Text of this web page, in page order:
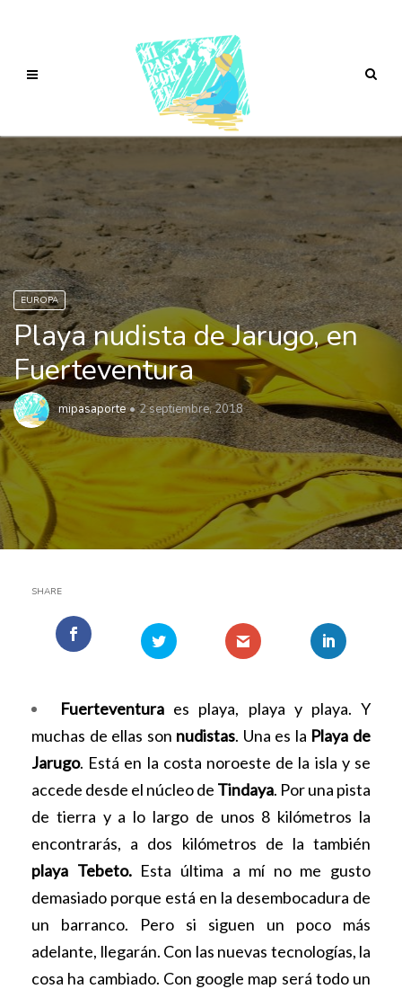
EUROPA
Playa nudista de Jarugo, en
Fuerteventura
mipasaporte 2 septiembre, 2018
SHARE
Fuerteventura es playa, playa y playa. Y
muchas de ellas son nudistas. Una es la Playa de
Jarugo. Está en la costa noroeste de la isla y se
accede desde el núcleo de Tindaya. Por una pista
de tierra y a lo largo de unos 8 kilómetros la
encontrarás, a dos kilómetros de la también
playa Tebeto. Esta última a mí no me gusto
demasiado porque está en la desembocadura de
un barranco. Pero si siguen un poco más
adelante, llegarán. Con las nuevas tecnologías, la
cosa ha cambiado. Con google map será todo un